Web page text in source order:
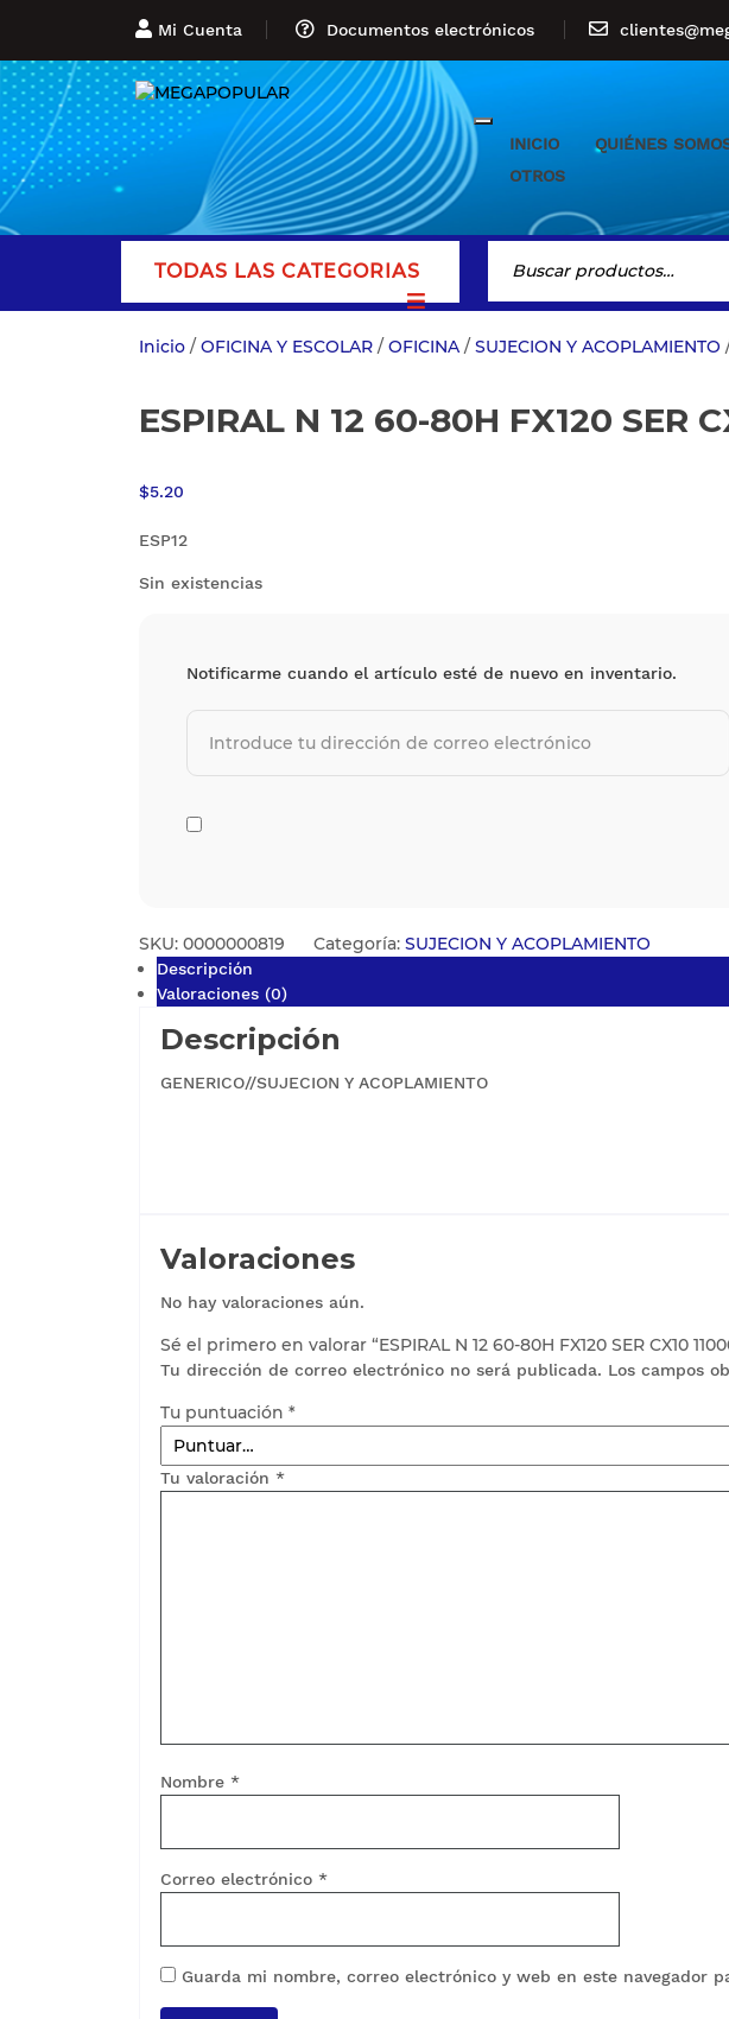
Mi Cuenta Documentos electrónicos
INICIO QUIÉNES
OTROS
TODAS LAS CATEGORIAS
Inicio / OFICINA Y ESCOLAR / OFICINA / SUJECION Y ACOPLAMIENTO
ESPIRAL N 12 60-80H FX120 SER
$5.20
ESP12
Sin existencias
Notificarme cuando el artículo esté de nuevo en inventario.
SKU: 0000000819 Categoría: SUJECION Y ACOPLAMIENTO
Descripción
Valoraciones (0)
Descripción
GENERICO//SUJECION Y ACOPLAMIENTO
Valoraciones
No hay valoraciones aún.
Sé el primero en valorar “ESPIRAL N 12 60-80H FX120 SER CX10
Tu dirección de correo electrónico no será publicada. Los campos
Tu puntuación *
Tu valoración *
Nombre *
Correo electrónico *
Guarda mi nombre, correo electrónico y web en este navegador